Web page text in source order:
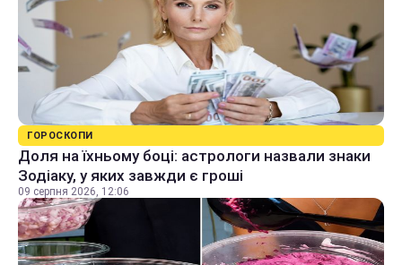
ГОРОСКОПИ
Доля на їхньому боці: астрологи назвали знаки
Зодіаку, у яких завжди є гроші
09 серпня 2026, 12:06